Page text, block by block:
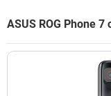
ASUS ROG Phone 7